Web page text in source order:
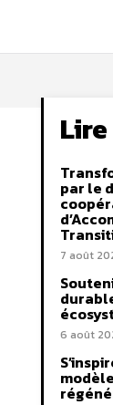
par le
7 août
6 août